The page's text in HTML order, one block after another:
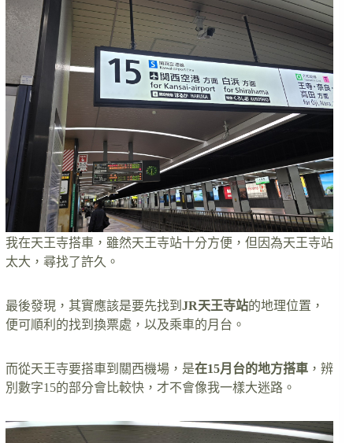
我在天王寺搭車，雖然天王寺站十分方便，但因為天王寺站
太大，尋找了許久。
最後發現，其實應該是要先找到 JR天王寺站的地理位置，
便可順利的找到換票處，以及乘車的月台。
而從天王寺要搭車到關西機場，是在15月台的地方搭車 ，辨
別數字15的部分會比較快，才不會像我一樣大迷路。